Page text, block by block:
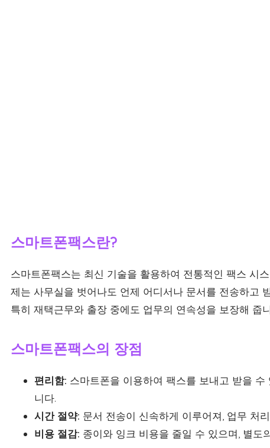
스마트폰팩스란?
스마트폰팩스는 최신 기술을 활용하여 전통적인 팩스 시
제는 사무실을 벗어나도 언제 어디서나 문서를 전송하고
특히 재택근무와 출장 중에도 업무의 연속성을 보장해 줍
스마트폰팩스의 장점
편리함: 스마트폰을 이용하여 팩스를 보내고 받을
니다.
시간 절약: 문서 전송이 신속하게 이루어져, 업무 처
비용 절감: 종이와 잉크 비용을 줄일 수 있으며, 별도